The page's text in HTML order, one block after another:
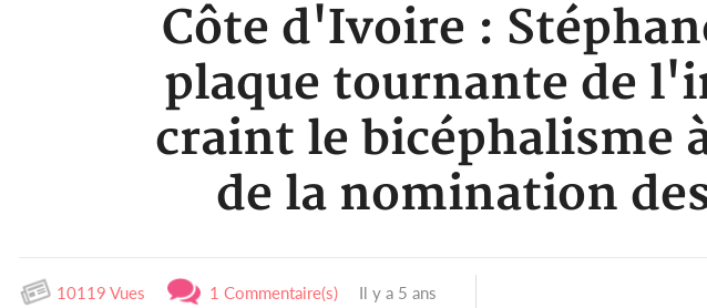
Côte d'Ivoire :
plaque tournante de
craint le bicéphalisme
de la nomination
10119 Vues 1 Commentaire(s) Il y a 5 ans